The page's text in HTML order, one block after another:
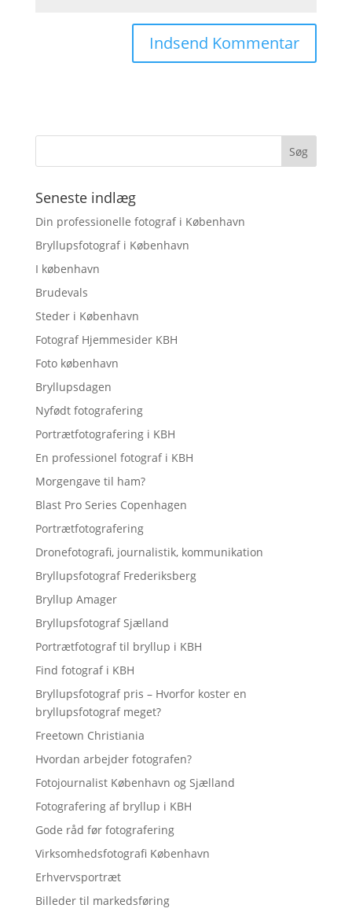
Seneste indlæg
Din professionelle fotograf i København
Bryllupsfotograf i København
I københavn
Brudevals
Steder i København
Fotograf Hjemmesider KBH
Foto københavn
Bryllupsdagen
Nyfødt fotografering
Portrætfotografering i KBH
En professionel fotograf i KBH
Morgengave til ham?
Blast Pro Series Copenhagen
Portrætfotografering
Dronefotografi, journalistik, kommunikation
Bryllupsfotograf Frederiksberg
Bryllup Amager
Bryllupsfotograf Sjælland
Portrætfotograf til bryllup i KBH
Find fotograf i KBH
Bryllupsfotograf pris – Hvorfor koster en
bryllupsfotograf meget?
Freetown Christiania
Hvordan arbejder fotografen?
Fotojournalist København og Sjælland
Fotografering af bryllup i KBH
Gode råd før fotografering
Virksomhedsfotografi København
Erhvervsportræt
Billeder til markedsføring